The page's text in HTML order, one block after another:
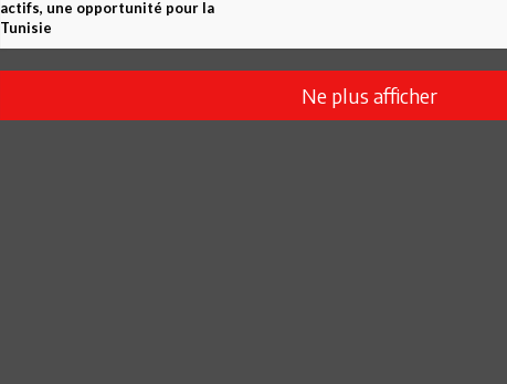
actifs, une opportunité pour la
Tunisie
Ne plus afficher